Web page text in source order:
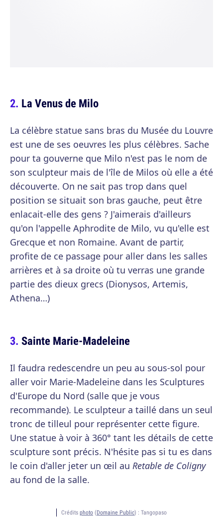
La Venus de Milo
La célèbre statue sans bras du Musée du Louvre
est une de ses oeuvres les plus célèbres. Sache
pour ta gouverne que Milo n'est pas le nom de
son sculpteur mais de l'île de Milos où elle a été
découverte. On ne sait pas trop dans quel
position se situait son bras gauche, peut être
enlacait-elle des gens ? J'aimerais d'ailleurs
qu'on l'appelle Aphrodite de Milo, vu qu'elle est
Grecque et non Romaine. Avant de partir,
profite de ce passage pour aller dans les salles
arrières et à sa droite où tu verras une grande
partie des dieux grecs (Dionysos, Artemis,
Athena…)
Sainte Marie-Madeleine
Il faudra redescendre un peu au sous-sol pour
aller voir Marie-Madeleine dans les Sculptures
d'Europe du Nord (salle que je vous
recommande). Le sculpteur a taillé dans un seul
tronc de tilleul pour représenter cette figure.
Une statue à voir à 360° tant les détails de cette
sculpture sont précis. N'hésite pas si tu es dans
le coin d'aller jeter un œil au Retable de Coligny
au fond de la salle.
Crédits photo (Domaine Public) : Tangopaso